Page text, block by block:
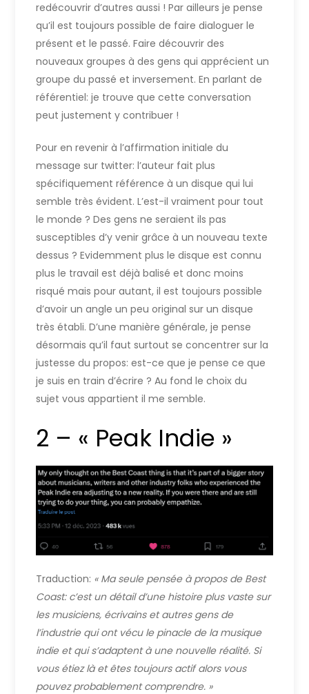
redécouvrir d’autres aussi ! Par ailleurs je pense
qu’il est toujours possible de faire dialoguer le
présent et le passé. Faire découvrir des
nouveaux groupes à des gens qui apprécient un
groupe du passé et inversement. En parlant de
référentiel: je trouve que cette conversation
peut justement y contribuer !
Pour en revenir à l’affirmation initiale du
message sur twitter: l’auteur fait plus
spécifiquement référence à un disque qui lui
semble très évident. L’est-il vraiment pour tout
le monde ? Des gens ne seraient ils pas
susceptibles d’y venir grâce à un nouveau texte
dessus ? Evidemment plus le disque est connu
plus le travail est déjà balisé et donc moins
risqué mais pour autant, il est toujours possible
d’avoir un angle un peu original sur un disque
très établi. D’une manière générale, je pense
désormais qu’il faut surtout se concentrer sur la
justesse du propos: est-ce que je pense ce que
je suis en train d’écrire ? Au fond le choix du
sujet vous appartient il me semble.
2 – « Peak Indie »
Traduction: « Ma seule pensée à propos de Best
Coast: c’est un détail d’une histoire plus vaste sur
les musiciens, écrivains et autres gens de
l’industrie qui ont vécu le pinacle de la musique
indie et qui s’adaptent à une nouvelle réalité. Si
vous étiez là et êtes toujours actif alors vous
pouvez probablement comprendre. »